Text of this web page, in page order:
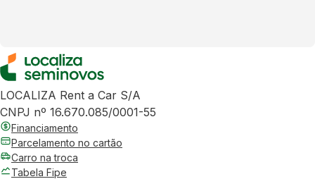
LOCALIZA Rent a Car S/A
CNPJ nº 16.670.085/0001-55
Financiamento
Parcelamento no cartão
Carro na troca
Tabela Fipe